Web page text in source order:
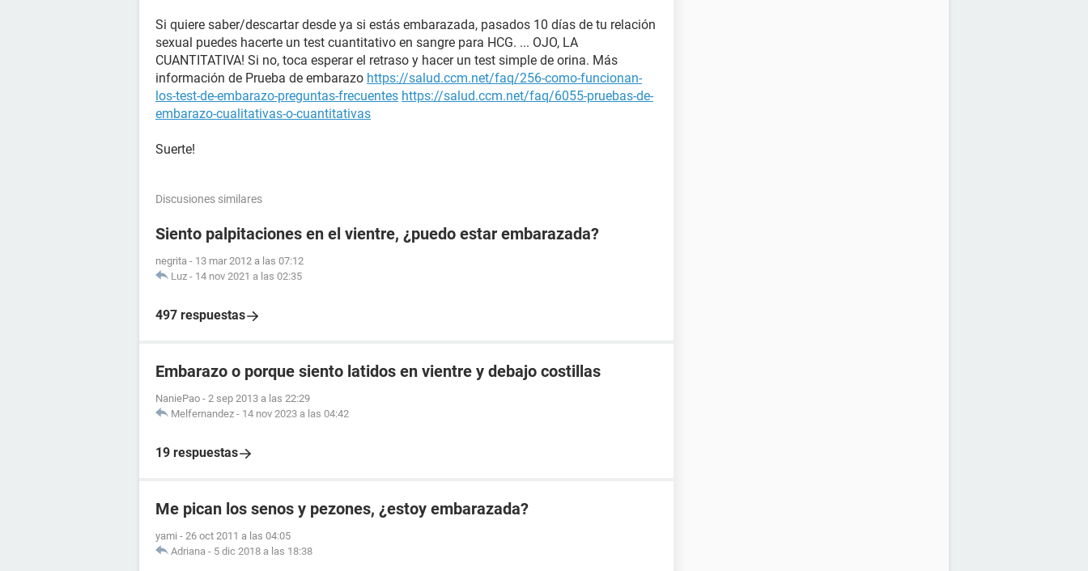
Si quiere saber/descartar desde ya si estás embarazada, pasados 10 días de tu relación
sexual puedes hacerte un test cuantitativo en sangre para HCG. ... OJO, LA
CUANTITATIVA! Si no, toca esperar el retraso y hacer un test simple de orina. Más
información de Prueba de embarazo https://salud.ccm.net/faq/256-como-funcionan-
los-test-de-embarazo-preguntas-frecuentes https://salud.ccm.net/faq/6055-pruebas-de-
embarazo-cualitativas-o-cuantitativas
Suerte!
Discusiones similares
Siento palpitaciones en el vientre, ¿puedo estar embarazada?
negrita - 13 mar 2012 a las 07:12
Luz - 14 nov 2021 a las 02:35
497 respuestas
Embarazo o porque siento latidos en vientre y debajo costillas
NaniePao - 2 sep 2013 a las 22:29
Melfernandez - 14 nov 2023 a las 04:42
19 respuestas
Me pican los senos y pezones, ¿estoy embarazada?
yami - 26 oct 2011 a las 04:05
Adriana - 5 dic 2018 a las 18:38